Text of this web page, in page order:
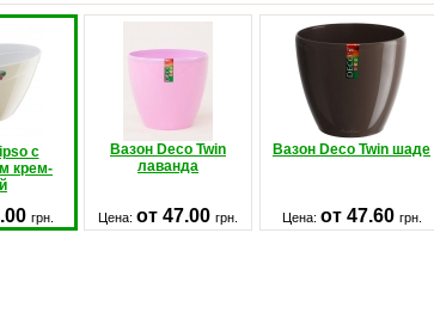
с
крем-
Вазон Deco Twin
лаванда
Вазон Deco Twin шаде
грн. Цена: от 47.00 грн. Цена: от 47.60 грн.